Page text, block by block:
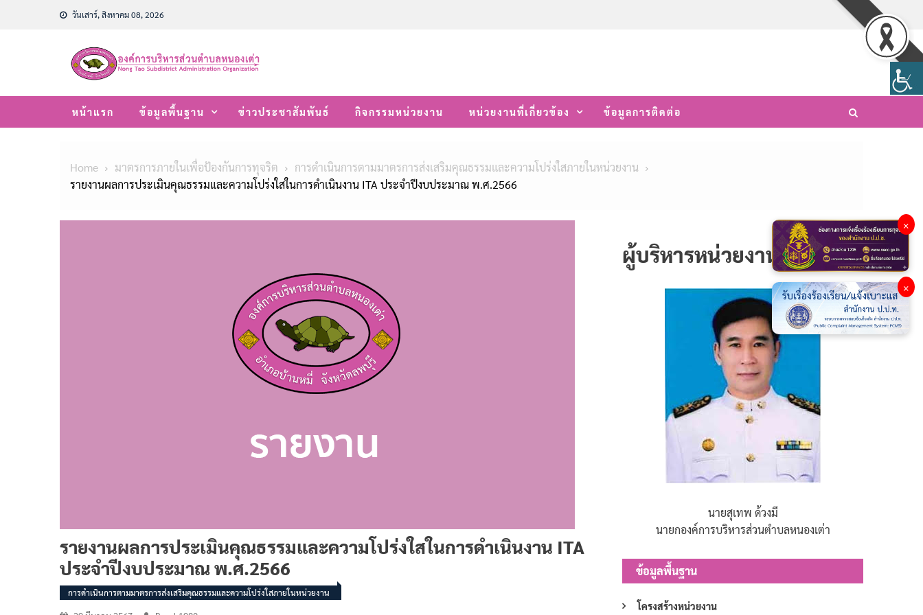
วันเสาร์, สิงหาคม 08, 2026
หน้าแรก ข้อมูลพื้นฐาน ข่าวประชาสัมพันธ์ กิจกรรมหน่วยงาน หน่วยงานที่เกี่ยวข้อง ข้อมูลการติดต่อ
Home มาตรการภายในเพื่อป้องกันการทุจริต
การดำเนินการตามมาตรการส่งเสริมคุณธรรมและความโปร่งใสภายในหน่วยงาน
รายงานผลการประเมินคุณธรรมและความโปร่งใสในการดำเนินงาน ITA ประจำปีงบประมาณ พ.ศ.2566
รายงานผลการประเมินคุณธรรมและความโปร่งใสในการดำเนินงาน ITA
ประจำปีงบประมาณ พ.ศ.2566
การดำเนินการตามมาตรการส่งเสริมคุณธรรมและความโปร่งใสภายในหน่วยงาน
ผู้บริหารหน่วยงาน
นายสุเทพ ด้วงมี
นายกองค์การบริหารส่วนตำบลหนองเต่า
ข้อมูลพื้นฐาน
โครงสร้างหน่วยงาน
×
×